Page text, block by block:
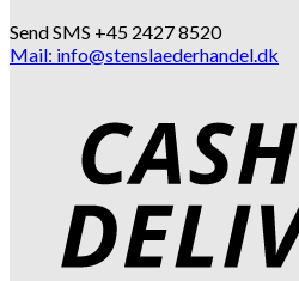
Send SMS +45 2427 8520
Mail: info@stenslaederhandel.dk